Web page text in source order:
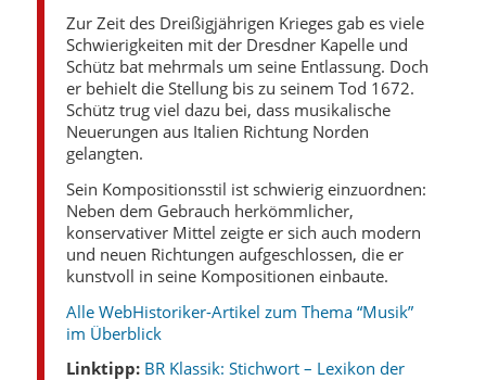
Zur Zeit des Dreißigjährigen Krieges gab es viele
Schwierigkeiten mit der Dresdner Kapelle und
Schütz bat mehrmals um seine Entlassung. Doch
er behielt die Stellung bis zu seinem Tod 1672.
Schütz trug viel dazu bei, dass musikalische
Neuerungen aus Italien Richtung Norden
gelangten.
Sein Kompositionsstil ist schwierig einzuordnen:
Neben dem Gebrauch herkömmlicher,
konservativer Mittel zeigte er sich auch modern
und neuen Richtungen aufgeschlossen, die er
kunstvoll in seine Kompositionen einbaute.
Alle WebHistoriker-Artikel zum Thema “Musik”
im Überblick
Linktipp: BR Klassik: Stichwort – Lexikon der